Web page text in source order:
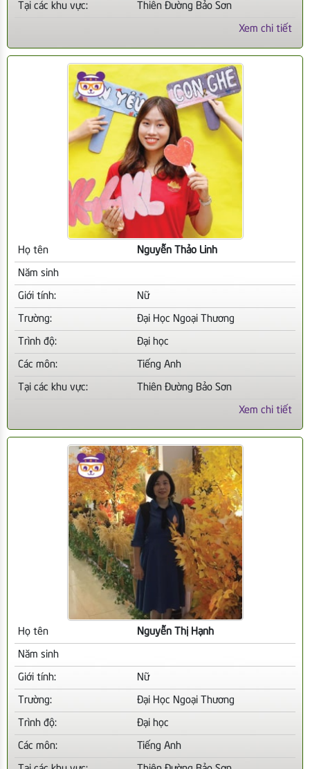
Tại các khu vực: Thiên Đường Bảo Sơn
Xem chi tiết
Họ tên Nguyễn Thảo Linh
Năm sinh
Giới tính: Nữ
Trường: Đại Học Ngoại Thương
Trình độ: Đại học
Các môn: Tiếng Anh
Tại các khu vực: Thiên Đường Bảo Sơn
Xem chi tiết
Họ tên Nguyễn Thị Hạnh
Năm sinh
Giới tính: Nữ
Trường: Đại Học Ngoại Thương
Trình độ: Đại học
Các môn: Tiếng Anh